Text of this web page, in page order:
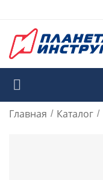
Главная / Каталог /